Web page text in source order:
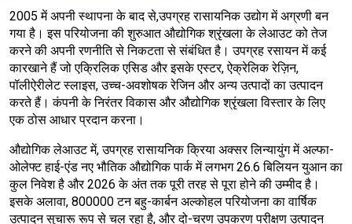
2005 में अपनी स्थापना के बाद से,उपग्रह रासायनिक उद्योग में अग्रणी बन
गया है। इस परियोजना की शुरुआत औद्योगिक श्रृंखला के लेआउट को तेज
करने की अपनी रणनीति से निकटता से संबंधित है। उपग्रह रसायन में कई
कारखाने हैं जो एक्रिलिक एसिड और इसके एस्टर, ऐक्रेलिक रेज़िन,
पॉलीऐरीलेट स्लाइस, उच्च-अवशोषक रेजिन और अन्य उत्पादों का उत्पादन
करते हैं। कंपनी के निरंतर विकास और औद्योगिक श्रृंखला विस्तार के लिए
एक ठोस आधार प्रदान करना।
औद्योगिक लेआउट में, उपग्रह रासायनिक क्रिया अक्सर लिन्यायुंग में अल्फा-
ओलेफ्ट हाई-एंड नए भौतिक औद्योगिक पार्क में लगभग 26.6 बिलियन युआन का
कुल निवेश है और 2026 के अंत तक पूरी तरह से पूरा होने की उम्मीद है।
इसके अलावा, 800000 टन बहु-कार्बन अल्कोहल परियोजना का वार्षिक
उत्पादन सुचारू रूप से चल रहा है, और दो-चरण उपकरण परीक्षण उत्पादन